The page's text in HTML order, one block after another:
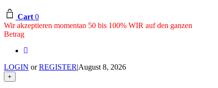
Cart 0
Wir akzeptieren momentan 50 bis 100% WIR auf den ganzen
Betrag
LOGIN orREGISTER|August 8, 2026
+